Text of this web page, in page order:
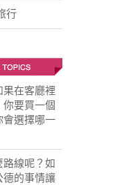
行
果在客廳裡
你要買一個
會選擇哪一
線呢？如
德的事情讓